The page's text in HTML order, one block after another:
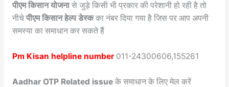
पीएम किसान योजनासे जुड़े किसी भी प्रकार की परेशानी हो रही है तो
नीचे पीएम किसान हेल्प डेस्कका नंबर दिया गया है जिस पर आप अपनी
समस्या का समाधान कर सकते हैं
Pm Kisan helpline number 011-24300606,155261
Aadhar OTP Related issueके समाधान के लिए मेल करें